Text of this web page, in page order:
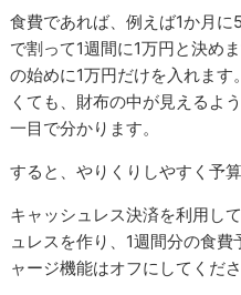
食費であれば、例えば1か月
で割って1週間に1万円と決め
の始めに1万円だけを入れま
くても、財布の中が見えるよ
一目で分かります。
すると、やりくりしやすく予
キャッシュレス決済を利用し
ュレスを作り、1週間分の食
ャージ機能はオフにしてくださ